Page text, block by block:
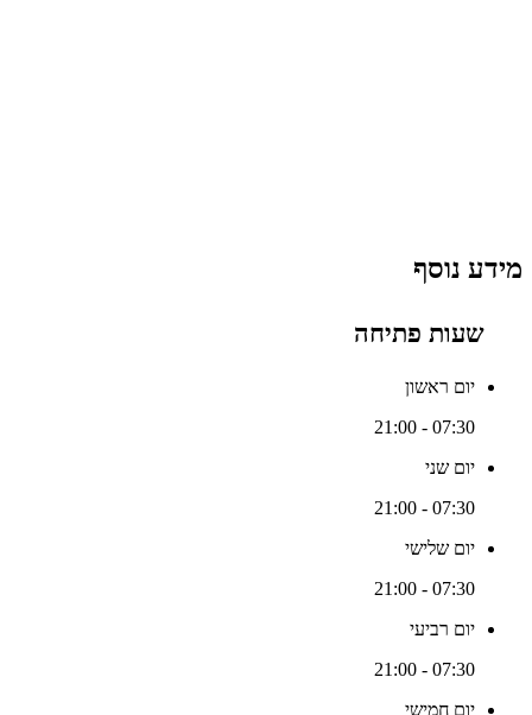
מידע נוסף
שעות פתיחה
יום ראשון
07:30 - 21:00
יום שני
07:30 - 21:00
יום שלישי
07:30 - 21:00
יום רביעי
07:30 - 21:00
יום חמישי